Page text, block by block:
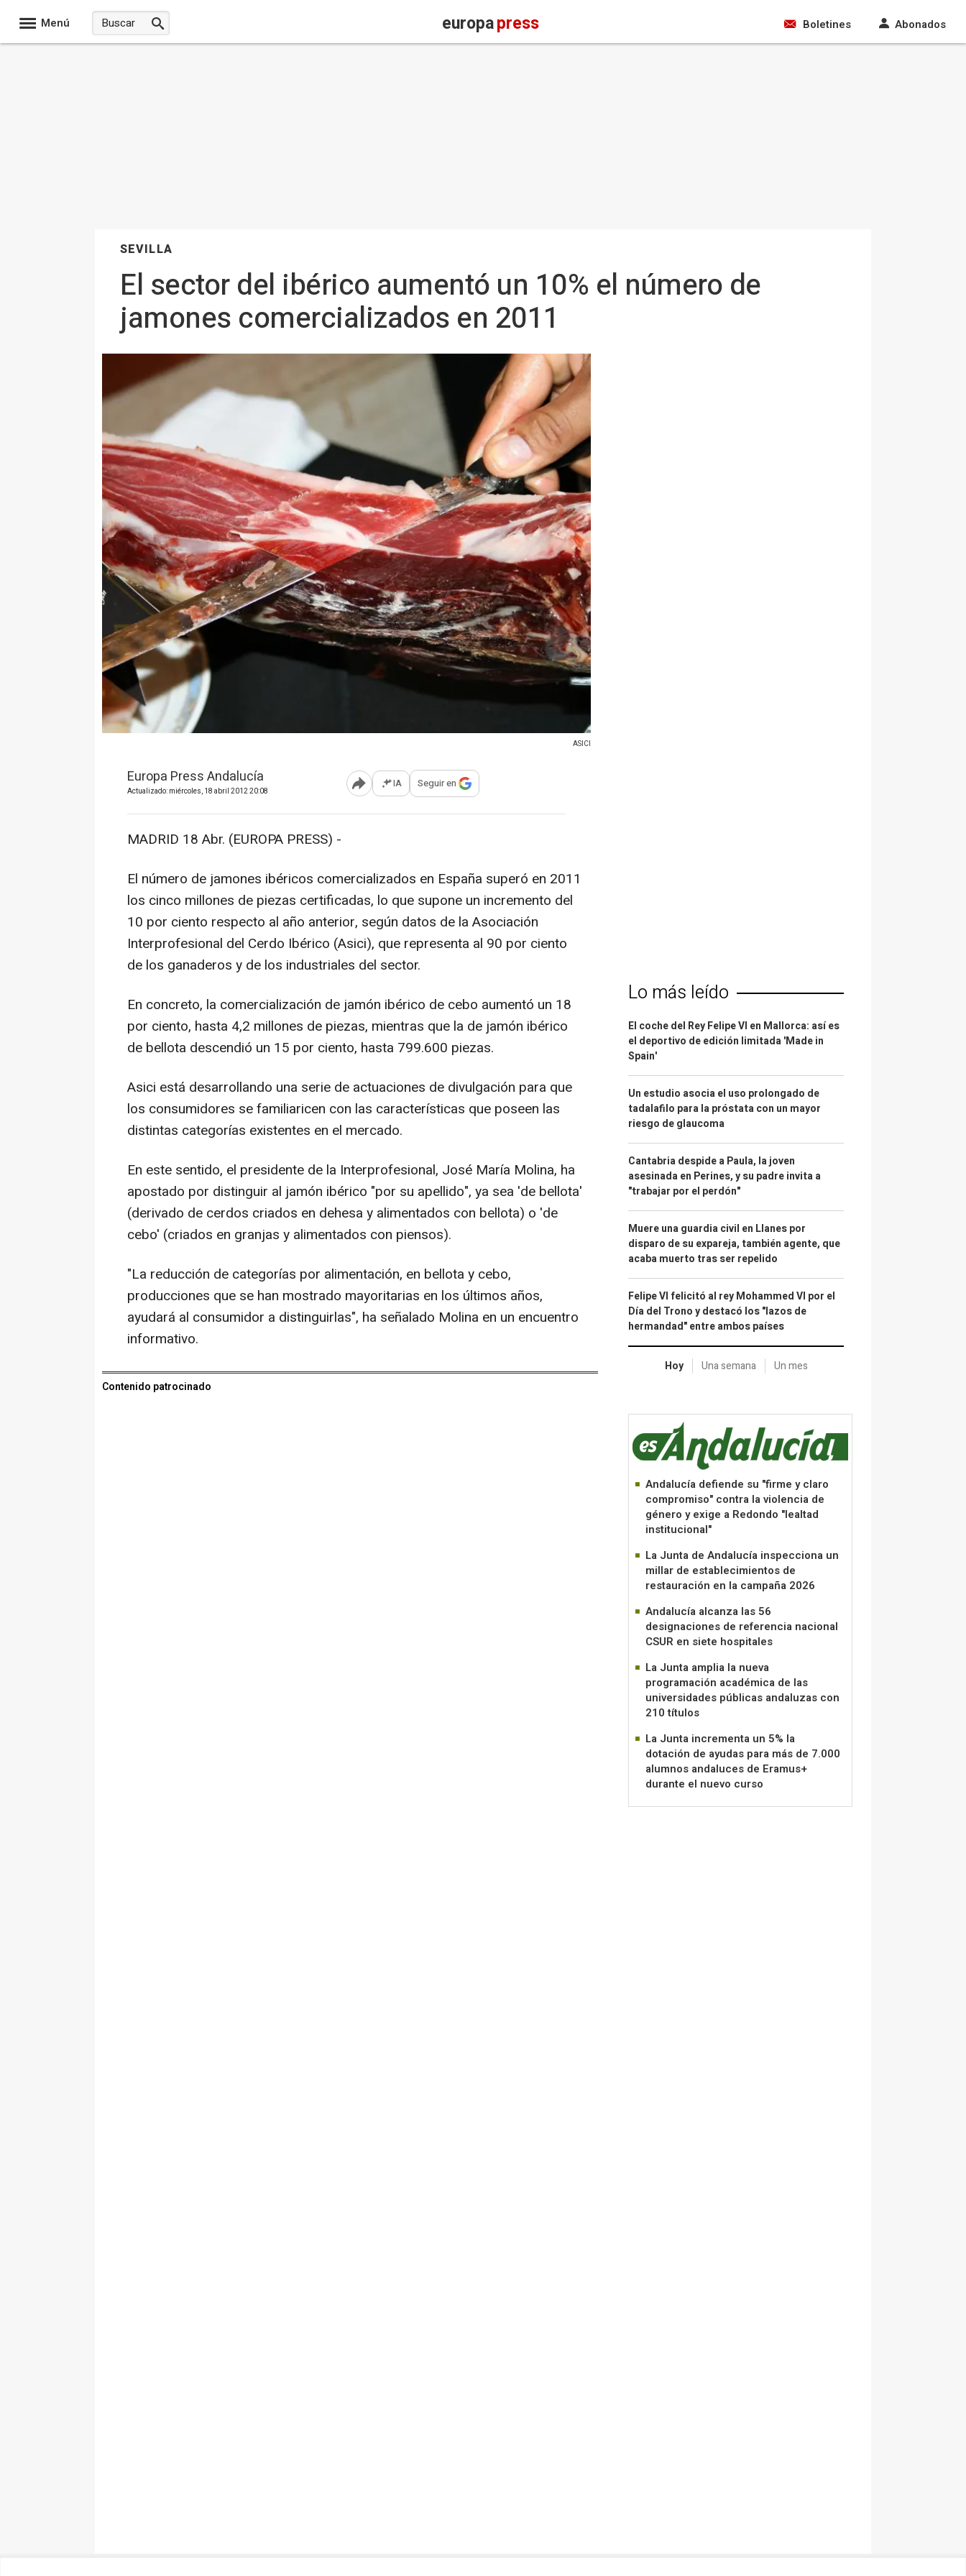
Menú europapress Boletines Abonados
SEVILLA
El sector del ibérico aumentó un 10% el número de
jamones comercializados en 2011
ASICI
Europa Press Andalucía
Actualizado: miércoles, 18 abril 2012 20:08 Abrir opciones para compartir
IA Seguir en
MADRID 18 Abr. (EUROPA PRESS) -
El número de jamones ibéricos comercializados en España superó en 2011
los cinco millones de piezas certificadas, lo que supone un incremento del
10 por ciento respecto al año anterior, según datos de la Asociación
Interprofesional del Cerdo Ibérico (Asici), que representa al 90 por ciento
de los ganaderos y de los industriales del sector.
En concreto, la comercialización de jamón ibérico de cebo aumentó un 18
por ciento, hasta 4,2 millones de piezas, mientras que la de jamón ibérico
de bellota descendió un 15 por ciento, hasta 799.600 piezas.
Asici está desarrollando una serie de actuaciones de divulgación para que
los consumidores se familiaricen con las características que poseen las
distintas categorías existentes en el mercado.
En este sentido, el presidente de la Interprofesional, José María Molina, ha
apostado por distinguir al jamón ibérico "por su apellido", ya sea 'de bellota'
(derivado de cerdos criados en dehesa y alimentados con bellota) o 'de
cebo' (criados en granjas y alimentados con piensos).
"La reducción de categorías por alimentación, en bellota y cebo,
producciones que se han mostrado mayoritarias en los últimos años,
ayudará al consumidor a distinguirlas", ha señalado Molina en un encuentro
informativo.
Contenido patrocinado
Lo más leído
El coche del Rey Felipe VI en Mallorca: así es
el deportivo de edición limitada 'Made in
Spain'
Un estudio asocia el uso prolongado de
tadalafilo para la próstata con un mayor
riesgo de glaucoma
Cantabria despide a Paula, la joven
asesinada en Perines, y su padre invita a
"trabajar por el perdón"
Muere una guardia civil en Llanes por
disparo de su expareja, también agente, que
acaba muerto tras ser repelido
Felipe VI felicitó al rey Mohammed VI por el
Día del Trono y destacó los "lazos de
hermandad" entre ambos países
Hoy Una semana Un mes
Andalucía defiende su "firme y claro
compromiso" contra la violencia de
género y exige a Redondo "lealtad
institucional"
La Junta de Andalucía inspecciona un
millar de establecimientos de
restauración en la campaña 2026
Andalucía alcanza las 56
designaciones de referencia nacional
CSUR en siete hospitales
La Junta amplia la nueva
programación académica de las
universidades públicas andaluzas con
210 títulos
La Junta incrementa un 5% la
dotación de ayudas para más de 7.000
alumnos andaluces de Eramus+
durante el nuevo curso